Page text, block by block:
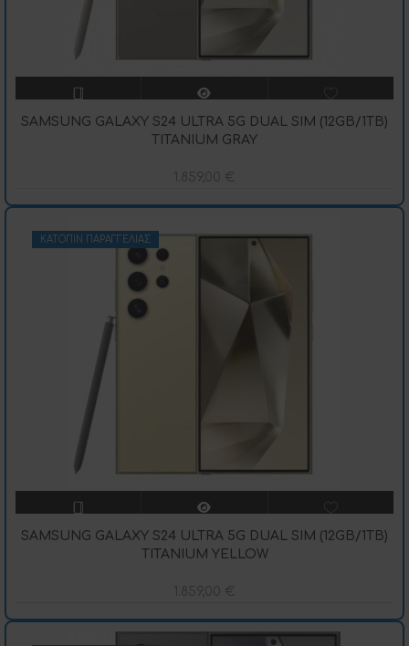
SAMSUNG GALAXY S24 ULTRA 5G DUAL SIM (12GB/1TB)
TITANIUM GRAY
1.859,00 €
ΚΑΤΌΠΙΝ ΠΑΡΑΓΓΕΛΊΑΣ
SAMSUNG GALAXY S24 ULTRA 5G DUAL SIM (12GB/1TB)
TITANIUM YELLOW
1.859,00 €